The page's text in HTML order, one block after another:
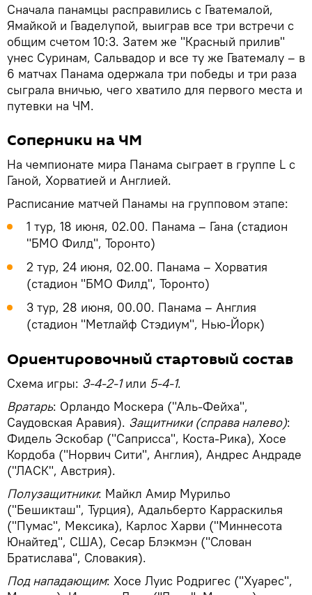
Сначала панамцы расправились с Гватемалой,
Ямайкой и Гваделупой, выиграв все три встречи с
общим счетом 10:3. Затем же "Красный прилив"
унес Суринам, Сальвадор и все ту же Гватемалу – в
6 матчах Панама одержала три победы и три раза
сыграла вничью, чего хватило для первого места и
путевки на ЧМ.
Соперники на ЧМ
На чемпионате мира Панама сыграет в группе L с
Ганой, Хорватией и Англией.
Расписание матчей Панамы на групповом этапе:
1 тур, 18 июня, 02.00. Панама – Гана (стадион
"БМО Филд", Торонто)
2 тур, 24 июня, 02.00. Панама – Хорватия
(стадион "БМО Филд", Торонто)
3 тур, 28 июня, 00.00. Панама – Англия
(стадион "Метлайф Стэдиум", Нью-Йорк)
Ориентировочный стартовый состав
Схема игры: 3-4-2-1или 5-4-1.
Вратарь: Орландо Москера ("Аль-Фейха",
Саудовская Аравия). Защитники (справа налево):
Фидель Эскобар ("Саприсса", Коста-Рика), Хосе
Кордоба ("Норвич Сити", Англия), Андрес Андраде
("ЛАСК", Австрия).
Полузащитники: Майкл Амир Мурильо
("Бешикташ", Турция), Адальберто Карраскилья
("Пумас", Мексика), Карлос Харви ("Миннесота
Юнайтед", США), Сесар Блэкмэн ("Слован
Братислава", Словакия).
Под нападающим: Хосе Луис Родригес ("Хуарес",